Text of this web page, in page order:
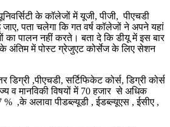
के कॉलेजों में यूजी, पीजी, पीएचडी
पता चलेगा कि गत वर्ष कॉलेजों ने अपने यहां
का पालन नहीं करते। बता दे कि डीयू में इस बार
के अंतिम में पोस्ट ग्रेजुएट कोर्सेज के लिए सेशन
,पीएचडी, सर्टिफिकेट कोर्स, डिग्री कोर्स
व मानविकी विषयों में 70 हजार से अधिक
,के अलावा पीडब्ल्यूडी , ईडब्ल्यूएस , ईसीए ,